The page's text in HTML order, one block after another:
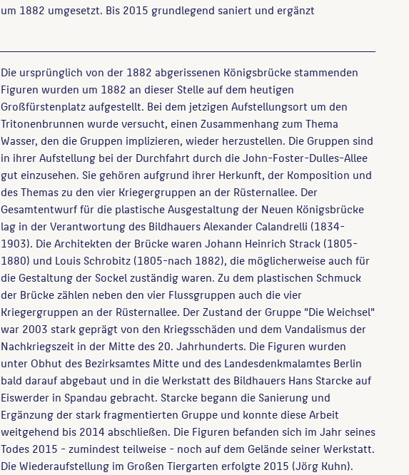
um 1882 umgesetzt. Bis 2015 grundlegend saniert und ergänzt
Die ursprünglich von der 1882 abgerissenen Königsbrücke stammenden
Figuren wurden um 1882 an dieser Stelle auf dem heutigen
Großfürstenplatz aufgestellt. Bei dem jetzigen Aufstellungsort um den
Tritonenbrunnen wurde versucht, einen Zusammenhang zum Thema
Wasser, den die Gruppen implizieren, wieder herzustellen. Die Gruppen sind
in ihrer Aufstellung bei der Durchfahrt durch die John-Foster-Dulles-Allee
gut einzusehen. Sie gehören aufgrund ihrer Herkunft, der Komposition und
des Themas zu den vier Kriegergruppen an der Rüsternallee. Der
Gesamtentwurf für die plastische Ausgestaltung der Neuen Königsbrücke
lag in der Verantwortung des Bildhauers Alexander Calandrelli (1834-
1903). Die Architekten der Brücke waren Johann Heinrich Strack (1805-
1880) und Louis Schrobitz (1805-nach 1882), die möglicherweise auch für
die Gestaltung der Sockel zuständig waren. Zu dem plastischen Schmuck
der Brücke zählen neben den vier Flussgruppen auch die vier
Kriegergruppen an der Rüsternallee. Der Zustand der Gruppe "Die Weichsel"
war 2003 stark geprägt von den Kriegsschäden und dem Vandalismus der
Nachkriegszeit in der Mitte des 20. Jahrhunderts. Die Figuren wurden
unter Obhut des Bezirksamtes Mitte und des Landesdenkmalamtes Berlin
bald darauf abgebaut und in die Werkstatt des Bildhauers Hans Starcke auf
Eiswerder in Spandau gebracht. Starcke begann die Sanierung und
Ergänzung der stark fragmentierten Gruppe und konnte diese Arbeit
weitgehend bis 2014 abschließen. Die Figuren befanden sich im Jahr seines
Todes 2015 - zumindest teilweise - noch auf dem Gelände seiner Werkstatt.
Die Wiederaufstellung im Großen Tiergarten erfolgte 2015 (Jörg Kuhn).